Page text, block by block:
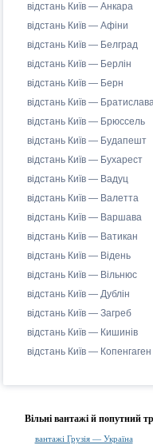
відстань Київ — Анкара
відстань Київ — Афіни
відстань Київ — Белград
відстань Київ — Берлін
відстань Київ — Берн
відстань Київ —
відстань Київ — Брюссель
відстань Київ — Будапешт
відстань Київ — Бухарест
відстань Київ — Вадуц
відстань Київ — Валетта
відстань Київ — Варшава
відстань Київ — Ватикан
відстань Київ — Відень
відстань Київ — Вільнюс
відстань Київ — Дублін
відстань Київ — Загреб
відстань Київ — Кишинів
відстань Київ — Копенгаген
Вільні вантажі й попутний
вантажі Грузія — Україна